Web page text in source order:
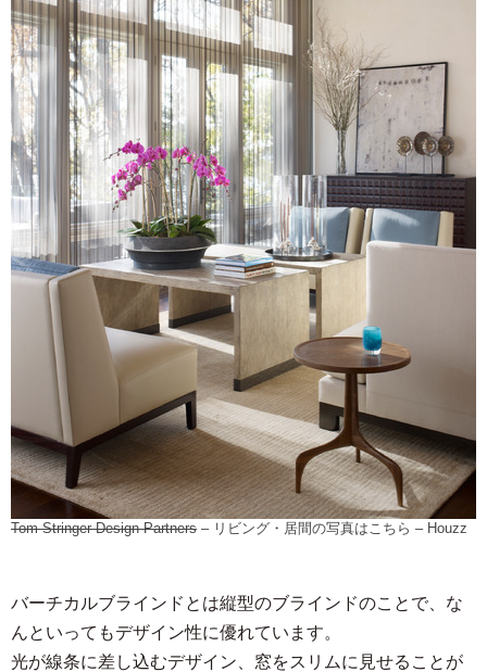
Tom Stringer Design Partners – リビング・居間の写真はこちら – Houzz
バーチカルブラインドとは縦型のブラインドのことで、な
んといってもデザイン性に優れています。
光が線条に差し込むデザイン、窓をスリムに見せることが